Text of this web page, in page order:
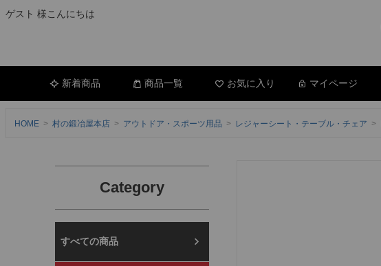
ゲスト 様こんにちは
新着商品 商品一覧 お気に入り マイページ
HOME 村の鍛冶屋本店 アウトドア・スポーツ用品 レジャーシート・テーブル・チェア
Category
村の鍛冶屋本店